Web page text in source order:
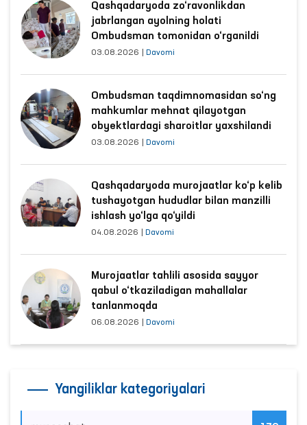
Qashqadaryoda zo‘ravonlikdan
jabrlangan ayolning holati
Ombudsman tomonidan o‘rganildi
03.08.2026 Davomi
Ombudsman taqdimnomasidan so‘ng
mahkumlar mehnat qilayotgan
obyektlardagi sharoitlar yaxshilandi
03.08.2026 Davomi
Qashqadaryoda murojaatlar ko‘p kelib
tushayotgan hududlar bilan manzilli
ishlash yo‘lga qo‘yildi
04.08.2026 Davomi
Murojaatlar tahlili asosida sayyor
qabul o‘tkaziladigan mahallalar
tanlanmoqda
06.08.2026 Davomi
Yangiliklar kategoriyalari